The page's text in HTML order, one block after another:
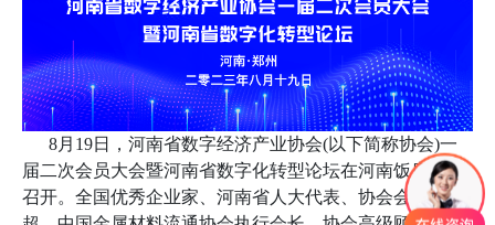
8月19日，河南省数字经济产业协会(以下简称协会)一
届二次会员大会暨河南省数字化转型论坛在河南饭店隆重
召开。全国优秀企业家、河南省人大代表、协会会长姚红